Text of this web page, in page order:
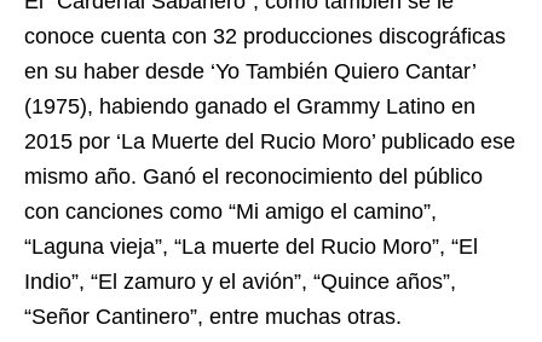
conoce cuenta con 32 producciones discográficas
en su haber desde ‘Yo También Quiero Cantar’
(1975), habiendo ganado el Grammy Latino en
2015 por ‘La Muerte del Rucio Moro’ publicado ese
mismo año. Ganó el reconocimiento del público
con canciones como “Mi amigo el camino”,
“Laguna vieja”, “La muerte del Rucio Moro”, “El
Indio”, “El zamuro y el avión”, “Quince años”,
“Señor Cantinero”, entre muchas otras.